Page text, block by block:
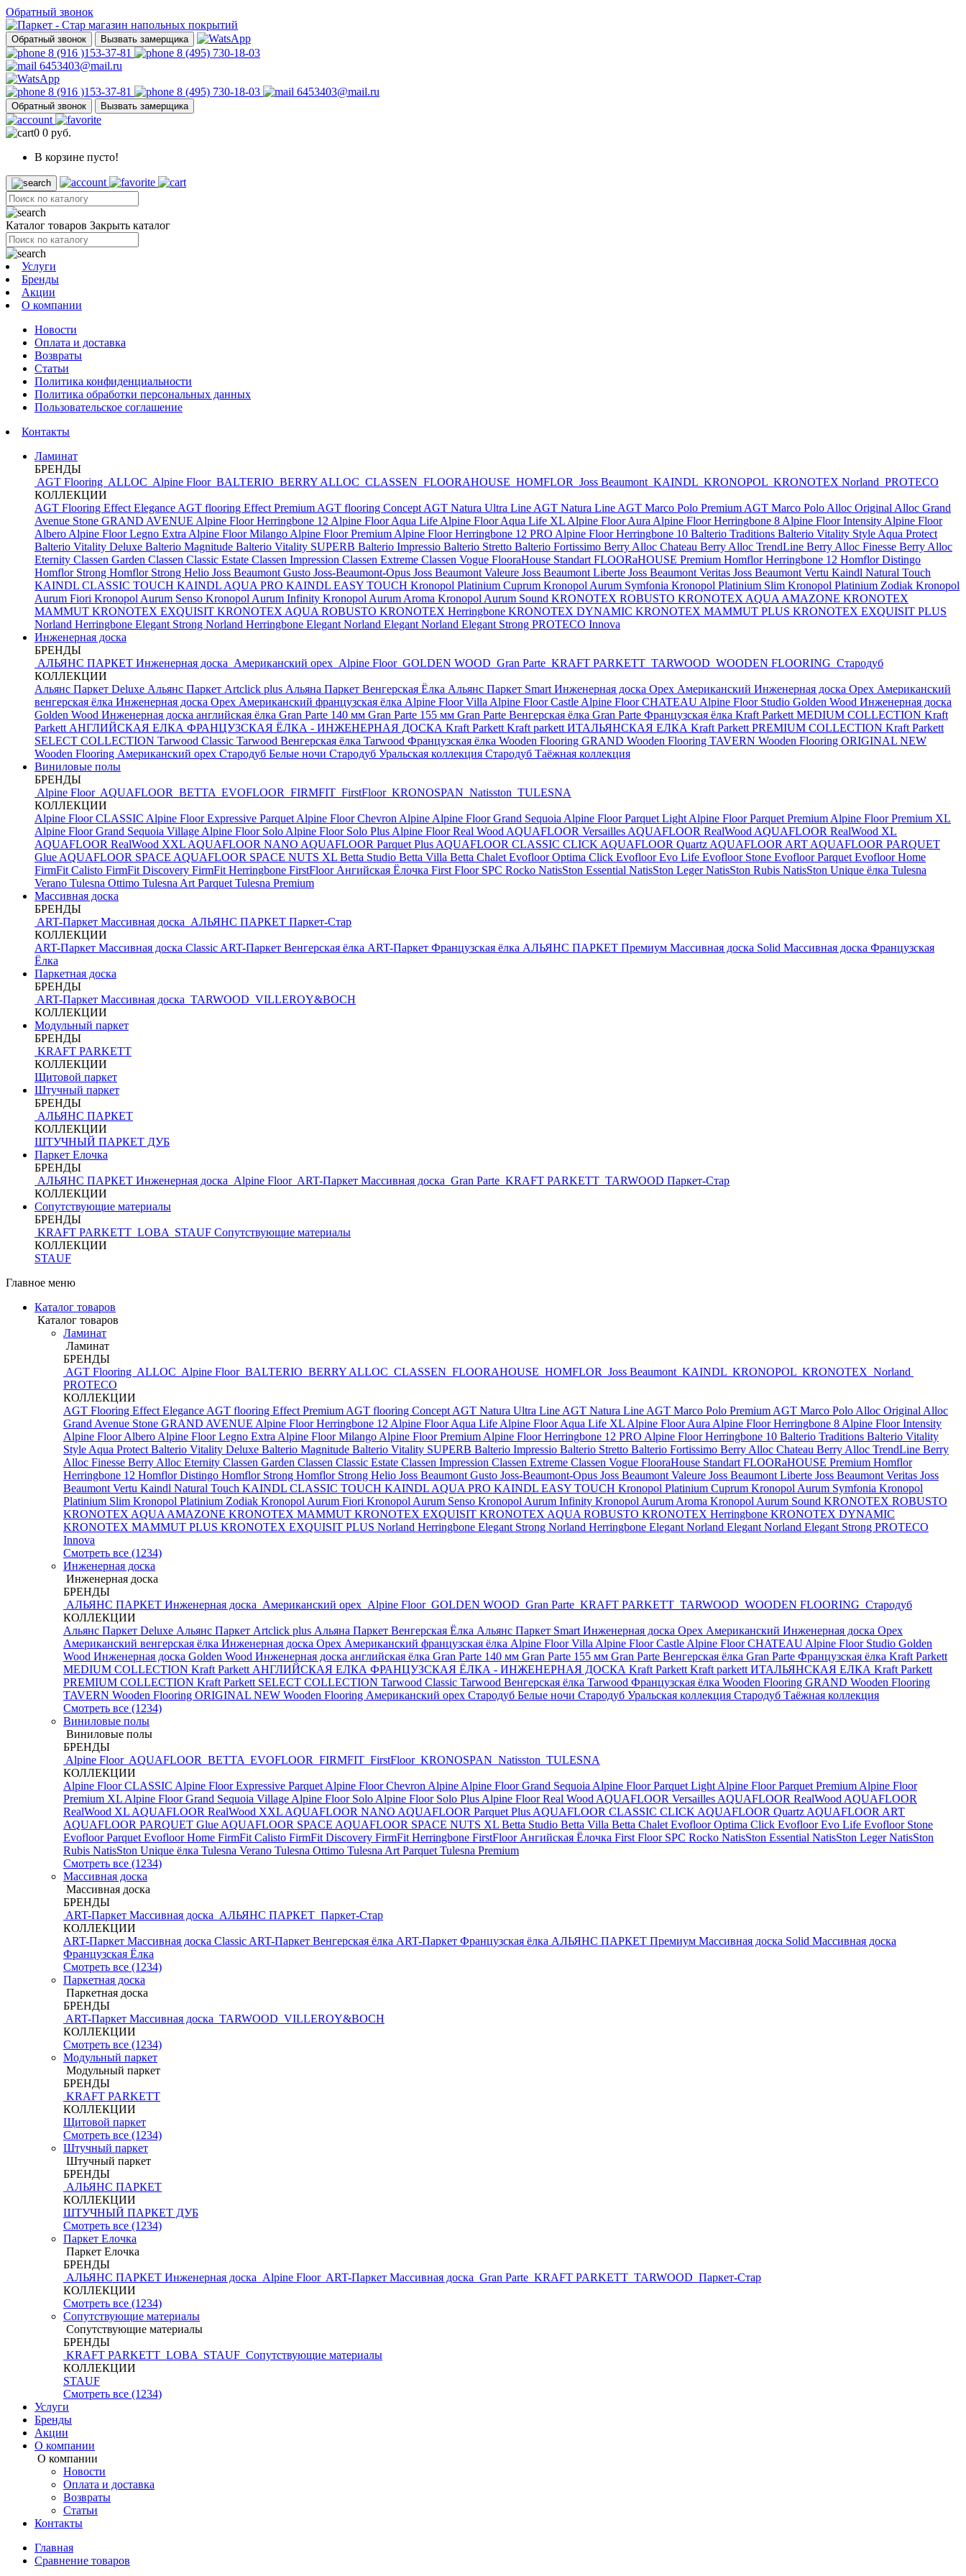
Обратный звонок
Обратный звонок Вызвать замерщика
8 (916 )153-37-81
8 (495) 730-18-03
6453403@mail.ru
8 (916 )153-37-81 8 (495) 730-18-03 6453403@mail.ru
Обратный звонок Вызвать замерщика
0 0 руб.
В корзине пусто!
Каталог товаров Закрыть каталог
Услуги
Бренды
Акции
О компании
Новости
Оплата и доставка
Возвраты
Статьи
Политика конфиденциальности
Политика обработки персональных данных
Пользовательское соглашение
Контакты
Ламинат
БРЕНДЫ
AGT Flooring ALLOC Alpine Floor BALTERIO BERRY ALLOC CLASSEN FLOORAHOUSE HOMFLOR Joss Beaumont KAINDL KRONOPOL KRONOTEX Norland PROTECO
КОЛЛЕКЦИИ
AGT Flooring Effect Elegance AGT flooring Effect Premium AGT flooring Concept AGT Natura Ultra Line AGT Natura Line AGT Marco Polo Premium AGT Marco Polo Alloc Original Alloc Grand
Avenue Stone GRAND AVENUE Alpine Floor Herringbone 12 Alpine Floor Aqua Life Alpine Floor Aqua Life XL Alpine Floor Aura Alpine Floor Herringbone 8 Alpine Floor Intensity Alpine Floor
Albero Alpine Floor Legno Extra Alpine Floor Milango Alpine Floor Premium Alpine Floor Herringbone 12 PRO Alpine Floor Herringbone 10 Balterio Traditions Balterio Vitality Style Aqua Protect
Balterio Vitality Deluxe Balterio Magnitude Balterio Vitality SUPERB Balterio Impressio Balterio Stretto Balterio Fortissimo Berry Alloc Chateau Berry Alloc TrendLine Berry Alloc Finesse Berry Alloc
Eternity Classen Garden Classen Classic Estate Classen Impression Classen Extreme Classen Vogue FlooraHouse Standart FLOORaHOUSE Premium Homflor Herringbone 12 Homflor Distingo
Homflor Strong Homflor Strong Helio Joss Beaumont Gusto Joss-Beaumont-Opus Joss Beaumont Valeure Joss Beaumont Liberte Joss Beaumont Veritas Joss Beaumont Vertu Kaindl Natural Touch
KAINDL CLASSIC TOUCH KAINDL AQUA PRO KAINDL EASY TOUCH Kronopol Platinium Cuprum Kronopol Aurum Symfonia Kronopol Platinium Slim Kronopol Platinium Zodiak Kronopol
Aurum Fiori Kronopol Aurum Senso Kronopol Aurum Infinity Kronopol Aurum Aroma Kronopol Aurum Sound KRONOTEX ROBUSTO KRONOTEX AQUA AMAZONE KRONOTEX
MAMMUT KRONOTEX EXQUISIT KRONOTEX AQUA ROBUSTO KRONOTEX Herringbone KRONOTEX DYNAMIC KRONOTEX MAMMUT PLUS KRONOTEX EXQUISIT PLUS
Norland Herringbone Elegant Strong Norland Herringbone Elegant Norland Elegant Norland Elegant Strong PROTECO Innova
Инженерная доска
БРЕНДЫ
АЛЬЯНС ПАРКЕТ Инженерная доска Американский орех Alpine Floor GOLDEN WOOD Gran Parte KRAFT PARKETT TARWOOD WOODEN FLOORING Стародуб
КОЛЛЕКЦИИ
Альянс Паркет Deluxe Альянс Паркет Artclick plus Альяна Паркет Венгерская Ёлка Альянс Паркет Smart Инженерная доска Орех Американский Инженерная доска Орех Американский
венгерская ёлка Инженерная доска Орех Американский французская ёлка Alpine Floor Villa Alpine Floor Castle Alpine Floor CHATEAU Alpine Floor Studio Golden Wood Инженерная доска
Golden Wood Инженерная доска английская ёлка Gran Parte 140 мм Gran Parte 155 мм Gran Parte Венгерская ёлка Gran Parte Французская ёлка Kraft Parkett MEDIUM COLLECTION Kraft
Parkett АНГЛИЙСКАЯ ЕЛКА ФРАНЦУЗСКАЯ ЁЛКА - ИНЖЕНЕРНАЯ ДОСКА Kraft Parkett Kraft parkett ИТАЛЬЯНСКАЯ ЕЛКА Kraft Parkett PREMIUM COLLECTION Kraft Parkett
SELECT COLLECTION Tarwood Classic Tarwood Венгерская ёлка Tarwood Французская ёлка Wooden Flooring GRAND Wooden Flooring TAVERN Wooden Flooring ORIGINAL NEW
Wooden Flooring Американский орех Стародуб Белые ночи Стародуб Уральская коллекция Стародуб Таёжная коллекция
Виниловые полы
БРЕНДЫ
Alpine Floor AQUAFLOOR BETTA EVOFLOOR FIRMFIT FirstFloor KRONOSPAN Natisston TULESNA
КОЛЛЕКЦИИ
Alpine Floor CLASSIC Alpine Floor Expressive Parquet Alpine Floor Chevron Alpine Alpine Floor Grand Sequoia Alpine Floor Parquet Light Alpine Floor Parquet Premium Alpine Floor Premium XL
Alpine Floor Grand Sequoia Village Alpine Floor Solo Alpine Floor Solo Plus Alpine Floor Real Wood AQUAFLOOR Versailles AQUAFLOOR RealWood AQUAFLOOR RealWood XL
AQUAFLOOR RealWood XXL AQUAFLOOR NANO AQUAFLOOR Parquet Plus AQUAFLOOR CLASSIC CLICK AQUAFLOOR Quartz AQUAFLOOR ART AQUAFLOOR PARQUET
Glue AQUAFLOOR SPACE AQUAFLOOR SPACE NUTS XL Betta Studio Betta Villa Betta Chalet Evofloor Optima Click Evofloor Evo Life Evofloor Stone Evofloor Parquet Evofloor Home
FirmFit Calisto FirmFit Discovery FirmFit Herringbone FirstFloor Ангийская Ёлочка First Floor SPC Rocko NatisSton Essential NatisSton LegerNatisSton Rubis NatisSton Unique ёлка Tulesna
Verano Tulesna Ottimo Tulesna Art Parquet Tulesna Premium
Массивная доска
БРЕНДЫ
ART-Паркет Массивная доска АЛЬЯНС ПАРКЕТ Паркет-Стар
КОЛЛЕКЦИИ
ART-Паркет Массивная доска Classic ART-Паркет Венгерская ёлка ART-Паркет Французская ёлка АЛЬЯНС ПАРКЕТ Премиум Массивная доска Solid Массивная доска Французская
Ёлка
Паркетная доска
БРЕНДЫ
ART-Паркет Массивная доска TARWOOD VILLEROY&BOCH
КОЛЛЕКЦИИ
Модульный паркет
БРЕНДЫ
KRAFT PARKETT
КОЛЛЕКЦИИ
Щитовой паркет
Штучный паркет
БРЕНДЫ
АЛЬЯНС ПАРКЕТ
КОЛЛЕКЦИИ
ШТУЧНЫЙ ПАРКЕТ ДУБ
Паркет Елочка
БРЕНДЫ
АЛЬЯНС ПАРКЕТ Инженерная доска Alpine Floor ART-Паркет Массивная доска Gran Parte KRAFT PARKETT TARWOOD Паркет-Стар
КОЛЛЕКЦИИ
Сопутствующие материалы
БРЕНДЫ
KRAFT PARKETT LOBA STAUF Сопутствующие материалы
КОЛЛЕКЦИИ
STAUF
Главное меню
Каталог товаров
Каталог товаров
Ламинат
Ламинат
БРЕНДЫ
AGT Flooring ALLOC Alpine Floor BALTERIO BERRY ALLOC CLASSEN FLOORAHOUSE HOMFLOR Joss Beaumont KAINDL KRONOPOL KRONOTEX Norland
PROTECO
КОЛЛЕКЦИИ
AGT Flooring Effect Elegance AGT flooring Effect Premium AGT flooring Concept AGT Natura Ultra Line AGT Natura Line AGT Marco Polo Premium AGT Marco Polo Alloc Original Alloc
Grand Avenue Stone GRAND AVENUE Alpine Floor Herringbone 12 Alpine Floor Aqua Life Alpine Floor Aqua Life XL Alpine Floor Aura Alpine Floor Herringbone 8 Alpine Floor Intensity
Alpine Floor Albero Alpine Floor Legno Extra Alpine Floor Milango Alpine Floor Premium Alpine Floor Herringbone 12 PRO Alpine Floor Herringbone 10 Balterio Traditions Balterio Vitality
Style Aqua Protect Balterio Vitality Deluxe Balterio Magnitude Balterio Vitality SUPERB Balterio Impressio Balterio Stretto Balterio Fortissimo Berry Alloc Chateau Berry Alloc TrendLine Berry
Alloc Finesse Berry Alloc Eternity Classen Garden Classen Classic Estate Classen Impression Classen Extreme Classen Vogue FlooraHouse Standart FLOORaHOUSE Premium Homflor
Herringbone 12 Homflor Distingo Homflor Strong Homflor Strong Helio Joss Beaumont Gusto Joss-Beaumont-Opus Joss Beaumont Valeure Joss Beaumont Liberte Joss Beaumont Veritas Joss
Beaumont Vertu Kaindl Natural Touch KAINDL CLASSIC TOUCH KAINDL AQUA PRO KAINDL EASY TOUCH Kronopol Platinium Cuprum Kronopol Aurum Symfonia Kronopol
Platinium Slim Kronopol Platinium Zodiak Kronopol Aurum Fiori Kronopol Aurum Senso Kronopol Aurum Infinity Kronopol Aurum Aroma Kronopol Aurum Sound KRONOTEX ROBUSTO
KRONOTEX AQUA AMAZONE KRONOTEX MAMMUT KRONOTEX EXQUISIT KRONOTEX AQUA ROBUSTO KRONOTEX Herringbone KRONOTEX DYNAMIC
KRONOTEX MAMMUT PLUS KRONOTEX EXQUISIT PLUS Norland Herringbone Elegant Strong Norland Herringbone Elegant Norland Elegant Norland Elegant Strong PROTECO
Innova
Смотреть все (1234)
Инженерная доска
Инженерная доска
БРЕНДЫ
АЛЬЯНС ПАРКЕТ Инженерная доска Американский орех Alpine Floor GOLDEN WOOD Gran Parte KRAFT PARKETT TARWOOD WOODEN FLOORING Стародуб
КОЛЛЕКЦИИ
Альянс Паркет Deluxe Альянс Паркет Artclick plus Альяна Паркет Венгерская Ёлка Альянс Паркет Smart Инженерная доска Орех Американский Инженерная доска Орех
Американский венгерская ёлка Инженерная доска Орех Американский французская ёлка Alpine Floor Villa Alpine Floor Castle Alpine Floor CHATEAU Alpine Floor Studio Golden
Wood Инженерная доска Golden Wood Инженерная доска английская ёлка Gran Parte 140 мм Gran Parte 155 мм Gran Parte Венгерская ёлка Gran Parte Французская ёлка Kraft Parkett
MEDIUM COLLECTION Kraft Parkett АНГЛИЙСКАЯ ЕЛКА ФРАНЦУЗСКАЯ ЁЛКА - ИНЖЕНЕРНАЯ ДОСКА Kraft Parkett Kraft parkett ИТАЛЬЯНСКАЯ ЕЛКА Kraft Parkett
PREMIUM COLLECTION Kraft Parkett SELECT COLLECTION Tarwood Classic Tarwood Венгерская ёлка Tarwood Французская ёлка Wooden Flooring GRAND Wooden Flooring
TAVERN Wooden Flooring ORIGINAL NEW Wooden Flooring Американский орех Стародуб Белые ночи Стародуб Уральская коллекция Стародуб Таёжная коллекция
Смотреть все (1234)
Виниловые полы
Виниловые полы
БРЕНДЫ
Alpine Floor AQUAFLOOR BETTA EVOFLOOR FIRMFIT FirstFloor KRONOSPAN Natisston TULESNA
КОЛЛЕКЦИИ
Alpine Floor CLASSIC Alpine Floor Expressive Parquet Alpine Floor Chevron Alpine Alpine Floor Grand Sequoia Alpine Floor Parquet Light Alpine Floor Parquet Premium Alpine Floor
Premium XL Alpine Floor Grand Sequoia Village Alpine Floor Solo Alpine Floor Solo Plus Alpine Floor Real Wood AQUAFLOOR Versailles AQUAFLOOR RealWood AQUAFLOOR
RealWood XL AQUAFLOOR RealWood XXL AQUAFLOOR NANO AQUAFLOOR Parquet Plus AQUAFLOOR CLASSIC CLICK AQUAFLOOR Quartz AQUAFLOOR ART
AQUAFLOOR PARQUET Glue AQUAFLOOR SPACE AQUAFLOOR SPACE NUTS XL Betta Studio Betta Villa Betta Chalet Evofloor Optima Click Evofloor Evo Life Evofloor Stone
Evofloor Parquet Evofloor Home FirmFit Calisto FirmFit Discovery FirmFit Herringbone FirstFloor Ангийская Ёлочка First Floor SPC Rocko NatisSton Essential NatisSton LegerNatisSton
Rubis NatisSton Unique ёлка Tulesna Verano Tulesna Ottimo Tulesna Art Parquet Tulesna Premium
Смотреть все (1234)
Массивная доска
Массивная доска
БРЕНДЫ
ART-Паркет Массивная доска АЛЬЯНС ПАРКЕТ Паркет-Стар
КОЛЛЕКЦИИ
ART-Паркет Массивная доска Classic ART-Паркет Венгерская ёлка ART-Паркет Французская ёлка АЛЬЯНС ПАРКЕТ Премиум Массивная доска Solid Массивная доска
Французская Ёлка
Смотреть все (1234)
Паркетная доска
Паркетная доска
БРЕНДЫ
ART-Паркет Массивная доска TARWOOD VILLEROY&BOCH
КОЛЛЕКЦИИ
Смотреть все (1234)
Модульный паркет
Модульный паркет
БРЕНДЫ
KRAFT PARKETT
КОЛЛЕКЦИИ
Щитовой паркет
Смотреть все (1234)
Штучный паркет
Штучный паркет
БРЕНДЫ
АЛЬЯНС ПАРКЕТ
КОЛЛЕКЦИИ
ШТУЧНЫЙ ПАРКЕТ ДУБ
Смотреть все (1234)
Паркет Елочка
Паркет Елочка
БРЕНДЫ
АЛЬЯНС ПАРКЕТ Инженерная доска Alpine Floor ART-Паркет Массивная доска Gran Parte KRAFT PARKETT TARWOOD Паркет-Стар
КОЛЛЕКЦИИ
Смотреть все (1234)
Сопутствующие материалы
Сопутствующие материалы
БРЕНДЫ
KRAFT PARKETT LOBA STAUF Сопутствующие материалы
КОЛЛЕКЦИИ
STAUF
Смотреть все (1234)
Услуги
Бренды
Акции
О компании
О компании
Новости
Оплата и доставка
Возвраты
Статьи
Контакты
Главная
Сравнение товаров